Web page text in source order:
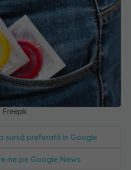
Freepik
sursă preferată în Google
ne pe Google News